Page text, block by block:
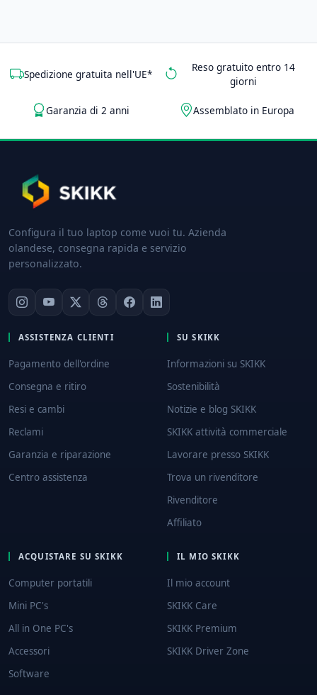
Spedizione gratuita nell'UE*
Reso gratuito entro 14
giorni
Garanzia di 2 anni Assemblato in Europa
Configura il tuo laptop come vuoi tu. Azienda
olandese, consegna rapida e servizio
personalizzato.
ASSISTENZA CLIENTI
Pagamento dell'ordine
Consegna e ritiro
Resi e cambi
Reclami
Garanzia e riparazione
Centro assistenza
SU SKIKK
Informazioni su SKIKK
Sostenibilità
Notizie e blog SKIKK
SKIKK attività commerciale
Lavorare presso SKIKK
Trova un rivenditore
Rivenditore
Affiliato
ACQUISTARE SU SKIKK
Computer portatili
Mini PC's
All in One PC's
Accessori
Software
IL MIO SKIKK
Il mio account
SKIKK Care
SKIKK Premium
SKIKK Driver Zone